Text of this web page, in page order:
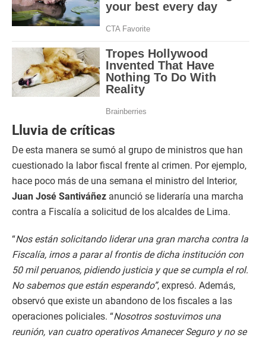
Lluvia de críticas
De esta manera se sumó al grupo de ministros que han
cuestionado la labor fiscal frente al crimen. Por ejemplo,
hace poco más de una semana el ministro del Interior,
Juan José Santiváñez anunció se lideraría una marcha
contra a Fiscalía a solicitud de los alcaldes de Lima.
“Nos están solicitando liderar una gran marcha contra la
Fiscalía, irnos a parar al frontis de dicha institución con
50 mil peruanos, pidiendo justicia y que se cumpla el rol.
No sabemos que están esperando”, expresó. Además,
observó que existe un abandono de los fiscales a las
operaciones policiales. “Nosotros sostuvimos una
reunión, van cuatro operativos Amanecer Seguro y no se